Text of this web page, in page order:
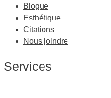
Blogue
Esthétique
Citations
Nous joindre
Services